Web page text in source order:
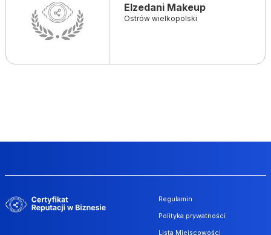
Elzedani Makeup
Ostrów wielkopolski
Regulamin
Polityka prywatności
Lista Miejscowości